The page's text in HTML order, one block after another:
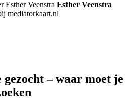
Esther Veenstra
mediatorkaart.nl
– waar moet je